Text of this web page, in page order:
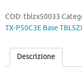
COD: tblzx50033
TX-P50C3E Base
Descrizione